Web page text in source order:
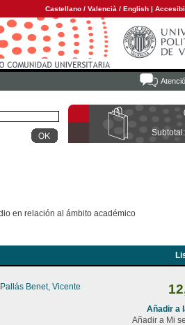
Castellano / Valencià / English |
en relación al ámbito académico
Pallás Benet, Vicente
Añadir a
Añadir a Mi